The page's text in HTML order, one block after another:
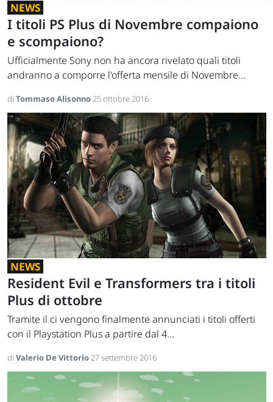
NEWS
I titoli PS Plus di Novembre compaiono
e scompaiono?
Ufficialmente Sony non ha ancora rivelato quali titoli
andranno a comporre l'offerta mensile di Novembre...
di Tommaso Alisonno25 ottobre 2016
NEWS
Resident Evil e Transformers tra i titoli
Plus di ottobre
Tramite il ci vengono finalmente annunciati i titoli offerti
con il Playstation Plus a partire dal 4...
di Valerio De Vittorio27 settembre 2016